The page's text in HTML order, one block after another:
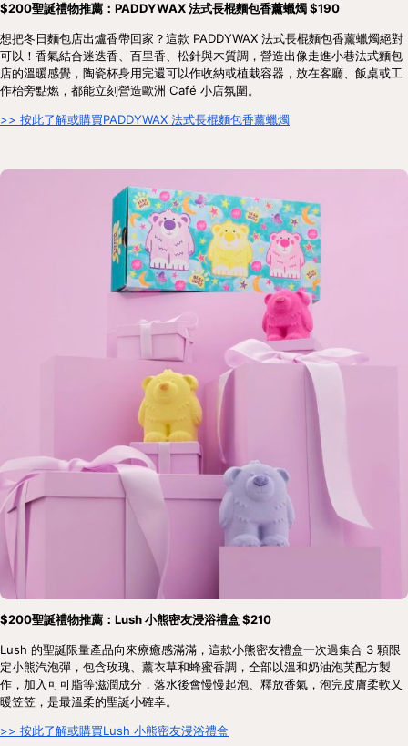
$200聖誕禮物推薦：PADDYWAX 法式長棍麵包香薰蠟燭 $190
想把冬日麵包店出爐香帶回家？這款 PADDYWAX 法式長棍麵包香薰蠟燭絕對
可以！香氣結合迷迭香、百里香、松針與木質調，營造出像走進小巷法式麵包
店的溫暖感覺，陶瓷杯身用完還可以作收納或植栽容器，放在客廳、飯桌或工
作枱旁點燃，都能立刻營造歐洲 Café 小店氛圍。
>> 按此了解或購買PADDYWAX 法式長棍麵包香薰蠟燭
$200聖誕禮物推薦：Lush 小熊密友浸浴禮盒 $210
Lush 的聖誕限量產品向來療癒感滿滿，這款小熊密友禮盒一次過集合 3 顆限
定小熊汽泡彈，包含玫瑰、薰衣草和蜂蜜香調，全部以溫和奶油泡芙配方製
作，加入可可脂等滋潤成分，落水後會慢慢起泡、釋放香氣，泡完皮膚柔軟又
暖笠笠，是最溫柔的聖誕小確幸。
>> 按此了解或購買Lush 小熊密友浸浴禮盒